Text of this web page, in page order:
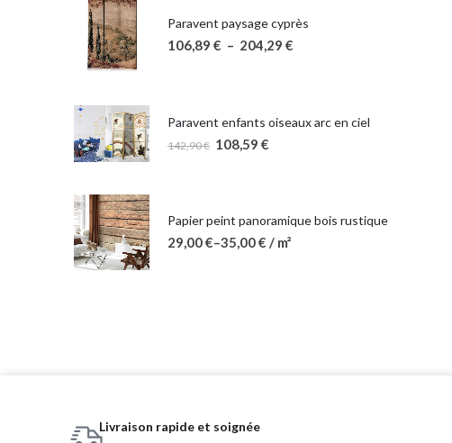
Paravent paysage cyprès
106,89 € – 204,29 €
Paravent enfants oiseaux arc en ciel
142,90€ 108,59 €
Papier peint panoramique bois rustique
29,00€–35,00€ / m²
Livraison rapide et soignée